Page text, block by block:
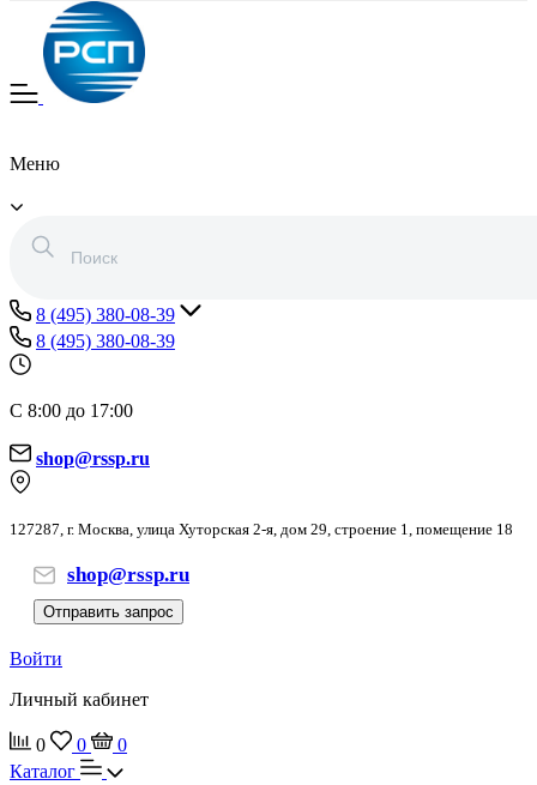
Меню
8 (495) 380-08-39
8 (495) 380-08-39
С 8:00 до 17:00
shop@rssp.ru
127287, г. Москва, улица Хуторская 2-я, дом 29, строение 1, помещение 18
shop@rssp.ru
Отправить запрос
Войти
Личный кабинет
0 0
0
Каталог